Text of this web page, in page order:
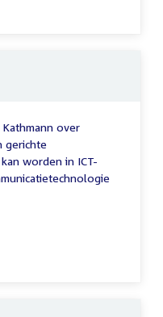
over
gerichte
worden in ICT-